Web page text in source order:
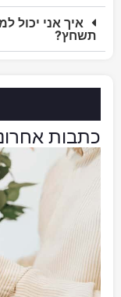
איך אני יכול
תשחץ?
כתבות